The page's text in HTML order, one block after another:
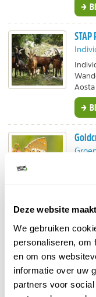
Deze website
We gebruiken
personaliseren, om
en om ons
informatie over uw
partners voor
Aosta
In